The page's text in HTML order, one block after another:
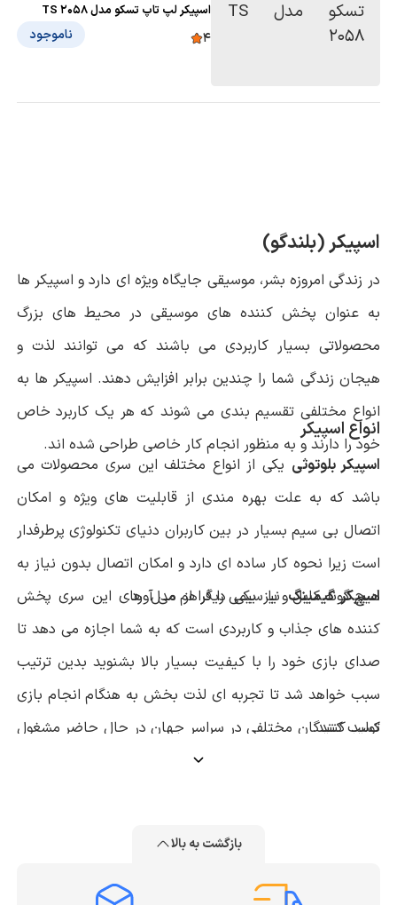
اسپیکر لپ تاپ تسکو مدل TS 2058
4 ناموجود
اسپیکر (بلندگو)
در زندگی امروزه بشر، موسیقی جایگاه ویژه ای دارد و اسپیکر ها
به عنوان پخش کننده های موسیقی در محیط های بزرگ
محصولاتی بسیار کاربردی می باشند که می توانند لذت و
هیجان زندگی شما را چندین برابر افزایش دهند. اسپیکر ها به
انواع مختلفی تقسیم بندی می شوند که هر یک کاربرد خاص
خود را دارند و به منظور انجام کار خاصی طراحی شده اند.
انواع اسپیکر
اسپیکر بلوتوثی یکی از انواع مختلف این سری محصولات می
باشد که به علت بهره مندی از قابلیت های ویژه و امکان
اتصال بی سیم بسیار در بین کاربران دنیای تکنولوژی پرطرفدار
است زیرا نحوه کار ساده ای دارد و امکان اتصال بدون نیاز به
هیچ گونه کابل و یا سیمی را فراهم می آورد.
اسپیکر گیمینگنیز یکی دیگر از مدل های این سری پخش
کننده های جذاب و کاربردی است که به شما اجازه می دهد تا
صدای بازی خود را با کیفیت بسیار بالا بشنوید بدین ترتیب
سبب خواهد شد تا تجربه ای لذت بخش به هنگام انجام بازی
کسب کنید.
تولید کنندگان مختلفی در سراسر جهان در حال حاضر مشغول
به تولید اسپیکر هستند و سعی خود را بر این موضوع گذاشته
برترین های عرضه شده در این زمینه دانست که از کیفیت
بازگشت به بالا